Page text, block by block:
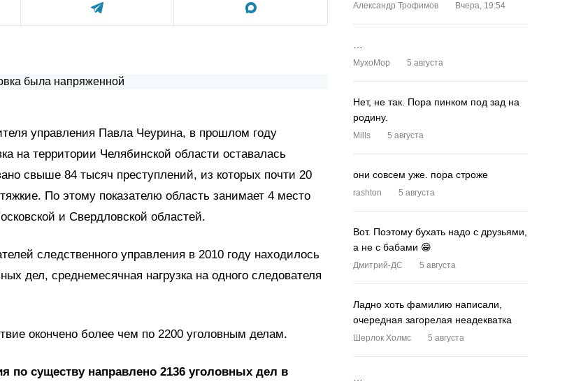
управления Павла Чеурина, в прошлом году
на территории Челябинской области оставалась
свыше 84 тысяч преступлений, из которых почти 20
По этому показателю область занимает 4 место
и Свердловской областей.
следственного управления в 2010 году находилось
дел, среднемесячная нагрузка на одного следователя
окончено более чем по 2200 уголовным делам.
по существу направлено 2136 уголовных дел в
Александр Трофимов Вчера, 19:54
MyxoMop 5 августа
Нет, не так. Пора пинком под зад на
родину.
Mills 5 августа
они совсем уже. пора строже
rashton 5 августа
Вот. Поэтому бухать надо с друзьями,
а не с бабами 😁
Дмитрий-ДС 5 августа
Ладно хоть фамилию написали,
очередная загорелая неадекватка
Шерлок Холмс 5 августа